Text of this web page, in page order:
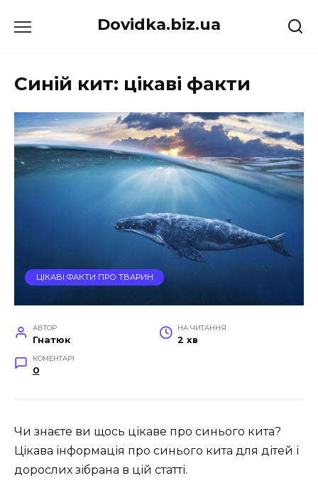
до
Dovidka.biz.ua
Синій кит: цікаві факти
ЦІКАВІ ФАКТИ ПРО ТВАРИН
АВТОР
Гнатюк
НА ЧИТАННЯ
2 хв
КОМЕНТАРІ
0
Чи знаєте ви щось цікаве про синього кита?
Цікава інформація про синього кита для дітей і
дорослих зібрана в цій статті.